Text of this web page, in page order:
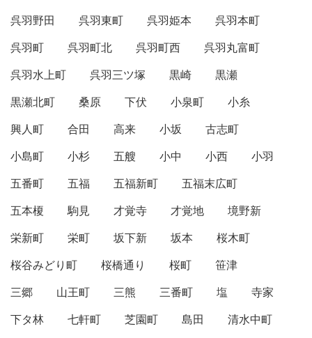
呉羽野田
呉羽東町 呉羽姫本
呉羽本町
呉羽町
呉羽町北 呉羽町西
呉羽丸富町
呉羽水上町
呉羽三ツ塚 黒崎
黒瀬
黒瀬北町
桑原 下伏 小泉町
小糸
興人町
合田 高来 小坂
古志町
小島町
小杉 五艘 小中 小西
小羽
五番町
五福 五福新町
五福末広町
五本榎
駒見 才覚寺 才覚地
境野新
栄新町
栄町 坂下新 坂本
桜木町
桜谷みどり町
桜橋通り 桜町
笹津
三郷
山王町 三熊 三番町 塩
寺家
下タ林
七軒町 芝園町 島田
清水中町